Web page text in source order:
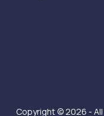
Copyright © 2026 -